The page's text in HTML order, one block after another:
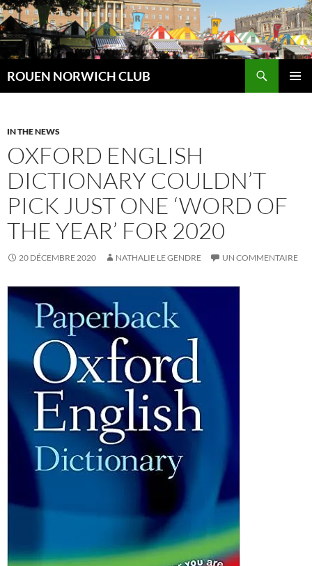
Aller
au
contenu
ROUEN NORWICH CLUB
IN THE NEWS
OXFORD ENGLISH
DICTIONARY COULDN’T
PICK JUST ONE ‘WORD OF
THE YEAR’ FOR 2020
20 DÉCEMBRE 2020 NATHALIE LE GENDRE UN COMMENTAIRE